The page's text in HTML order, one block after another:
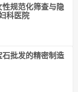
规范化筛查与隐
科医院
批发的精密制造